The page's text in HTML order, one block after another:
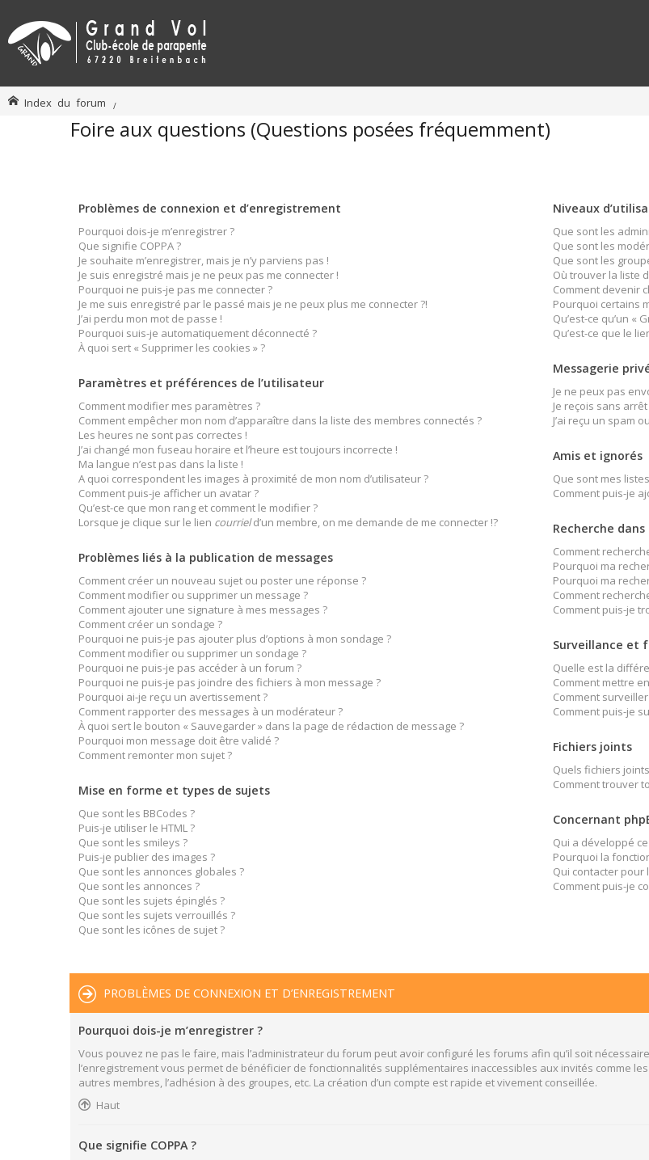
Index du forum
Foire aux questions (Questions posées fréquemment)
Problèmes de connexion et d’enregistrement
Pourquoi dois-je m’enregistrer ?
Que signifie COPPA ?
Je souhaite m’enregistrer, mais je n’y parviens pas !
Je suis enregistré mais je ne peux pas me connecter !
Pourquoi ne puis-je pas me connecter ?
Je me suis enregistré par le passé mais je ne peux plus me connecter ?!
J’ai perdu mon mot de passe !
Pourquoi suis-je automatiquement déconnecté ?
À quoi sert « Supprimer les cookies » ?
Paramètres et préférences de l’utilisateur
Comment modifier mes paramètres ?
Comment empêcher mon nom d’apparaître dans la liste des membres connectés ?
Les heures ne sont pas correctes !
J’ai changé mon fuseau horaire et l’heure est toujours incorrecte !
Ma langue n’est pas dans la liste !
A quoi correspondent les images à proximité de mon nom d’utilisateur ?
Comment puis-je afficher un avatar ?
Qu’est-ce que mon rang et comment le modifier ?
Lorsque je clique sur le lien courrield’un membre, on me demande de me connecter !?
Problèmes liés à la publication de messages
Comment créer un nouveau sujet ou poster une réponse ?
Comment modifier ou supprimer un message ?
Comment ajouter une signature à mes messages ?
Comment créer un sondage ?
Pourquoi ne puis-je pas ajouter plus d’options à mon sondage ?
Comment modifier ou supprimer un sondage ?
Pourquoi ne puis-je pas accéder à un forum ?
Pourquoi ne puis-je pas joindre des fichiers à mon message ?
Pourquoi ai-je reçu un avertissement ?
Comment rapporter des messages à un modérateur ?
À quoi sert le bouton « Sauvegarder » dans la page de rédaction de message ?
Pourquoi mon message doit être validé ?
Comment remonter mon sujet ?
Mise en forme et types de sujets
Que sont les BBCodes ?
Puis-je utiliser le HTML ?
Que sont les smileys ?
Puis-je publier des images ?
Que sont les annonces globales ?
Que sont les annonces ?
Que sont les sujets épinglés ?
Que sont les sujets verrouillés ?
Que sont les icônes de sujet ?
Niveaux
Que sont les
Que sont les
Que sont les
Où trouver la liste
Comment devenir
Pourquoi certains
Qu’est-ce qu’un «
Qu’est-ce que le
Messagerie
Je ne peux pas
Je reçois sans
J’ai reçu un spam
Amis et ignorés
Que sont mes
Comment puis-je
Recherche
Comment
Pourquoi ma
Pourquoi ma
Comment
Comment puis-je
Surveillance et
Quelle est la
Comment mettre
Comment
Comment puis-je
Fichiers joints
Quels fichiers
Comment trouver
Concernant
Qui a développé
Pourquoi la
Qui contacter pour
Comment puis-je
PROBLÈMES DE CONNEXION ET D’ENREGISTREMENT
Pourquoi dois-je m’enregistrer ?
Vous pouvez ne pas le faire, mais l’administrateur du forum peut avoir configuré les forums afin qu’il soit
l’enregistrement vous permet de bénéficier de fonctionnalités supplémentaires inaccessibles aux invités comme
autres membres, l’adhésion à des groupes, etc. La création d’un compte est rapide et vivement conseillée.
Haut
Que signifie COPPA ?